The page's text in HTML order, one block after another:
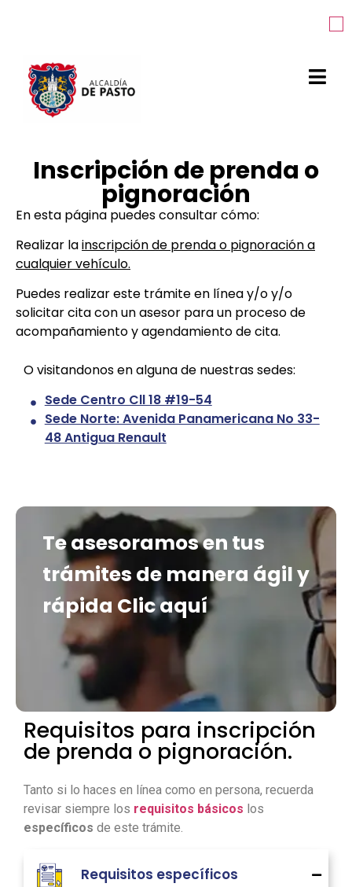
Inscripción de prenda o
pignoración
En esta página puedes consultar cómo:
Realizar lainscripción de prenda o pignoración a
cualquier vehículo.
Puedes realizar este trámite en línea y/oy/o
solicitar cita con un asesor para un proceso de
acompañamiento y agendamiento de cita.
O visitandonos en alguna de nuestras sedes:
Sede Centro Cll 18 #19-54
Sede Norte: Avenida Panamericana No 33-
48 Antigua Renault
Te asesoramos en tus
trámites de manera ágil y
rápida Clic aquí
Requisitos para inscripción
de prenda o pignoración.
Tanto si lo haces en línea como en persona, recuerda
revisar siempre los requisitos básicos los
específicos de este trámite.
Requisitos específicos